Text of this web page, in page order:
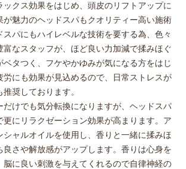
ックス効果をはじめ、頭皮のリフトアップに
が魅力のヘッドスパもクオリティー高い施術
スパにもハイレベルな技術を要する為、色々
富なスタッフが、ほど良い力加減で揉みほぐ
ベタつく、フケやかゆみが気になる方をはじ
労にも効果が見込めるので、日常ストレスが
奨しております。
だけでも気分転換になりますが、ヘッドスパ
更にリラクゼーション効果が高まります。ア
シャルオイルを使用し、香りと一緒に揉みほ
良さや解放感がアップします。香りは心身を
脳に良い刺激を与えてくれるので自律神経の